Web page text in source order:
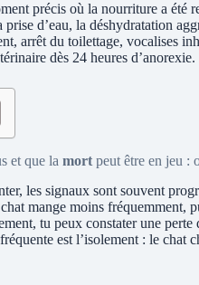
précis où la nourriture a été
prise d’eau, la déshydratation
arrêt du toilettage, vocalises
dès 24 heures d’anorexie.
et que la mort peut être en jeu :
les signaux sont souvent
mange moins
tu peux constater une
est l’isolement : le chat